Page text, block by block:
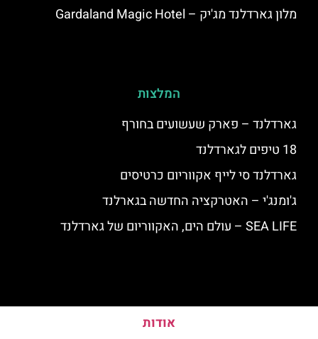
מלון גארדלנד מג'יק – Gardaland Magic Hotel
המלצות
גארדלנד – פארק שעשועים בחורף
18 טיפים לגארדלנד
גארדלנד סי לייף אקווריום כרטיסים
ג'ומנג'י – האטרקציה החדשה בגארלנד
SEA LIFE – עולם הים, האקווריום של גארדלנד
אודות